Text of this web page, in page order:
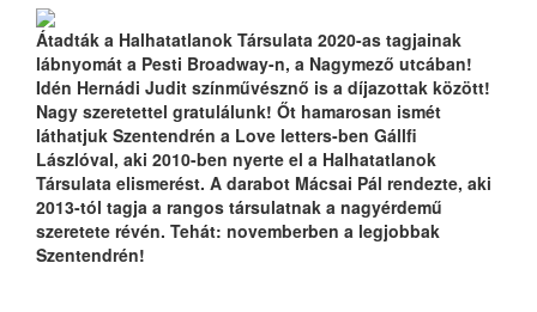
Átadták a Halhatatlanok Társulata 2020-as tagjainak
lábnyomát a Pesti Broadway-n, a Nagymező utcában!
Idén Hernádi Judit színművésznő is a díjazottak között!
Nagy szeretettel gratulálunk! Őt hamarosan ismét
láthatjuk Szentendrén a Love letters-ben Gállfi
Lászlóval, aki 2010-ben nyerte el a Halhatatlanok
Társulata elismerést. A darabot Mácsai Pál rendezte, aki
2013-tól tagja a rangos társulatnak a nagyérdemű
szeretete révén. Tehát: novemberben a legjobbak
Szentendrén!